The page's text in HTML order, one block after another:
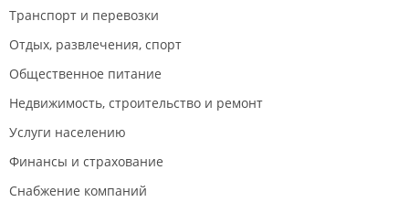
Транспорт и перевозки
Отдых, развлечения, спорт
Общественное питание
Недвижимость, строительство и ремонт
Услуги населению
Финансы и страхование
Снабжение компаний